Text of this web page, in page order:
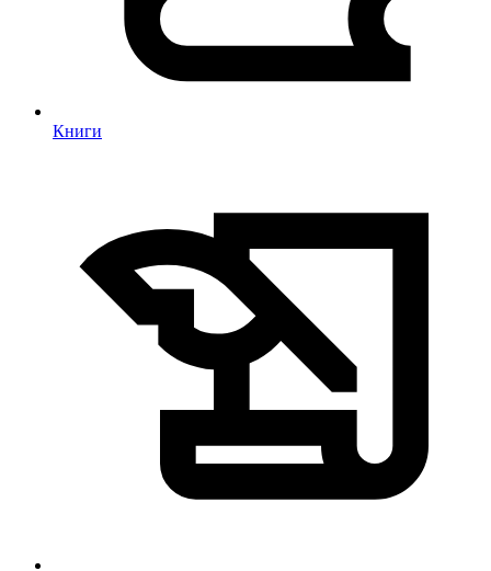
Книги